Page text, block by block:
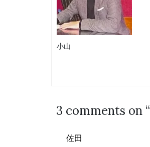
小山
3 comments on “
佐田